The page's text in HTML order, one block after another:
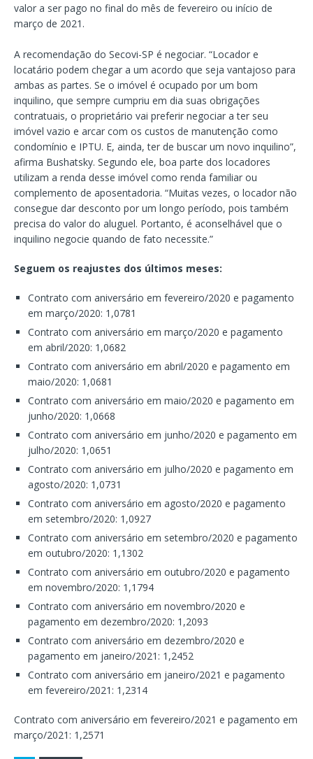
valor a ser pago no final do mês de fevereiro ou início de
março de 2021.
A recomendação do Secovi-SP é negociar. “Locador e
locatário podem chegar a um acordo que seja vantajoso para
ambas as partes. Se o imóvel é ocupado por um bom
inquilino, que sempre cumpriu em dia suas obrigações
contratuais, o proprietário vai preferir negociar a ter seu
imóvel vazio e arcar com os custos de manutenção como
condomínio e IPTU. E, ainda, ter de buscar um novo inquilino”,
afirma Bushatsky. Segundo ele, boa parte dos locadores
utilizam a renda desse imóvel como renda familiar ou
complemento de aposentadoria. “Muitas vezes, o locador não
consegue dar desconto por um longo período, pois também
precisa do valor do aluguel. Portanto, é aconselhável que o
inquilino negocie quando de fato necessite.”
Seguem os reajustes dos últimos meses:
Contrato com aniversário em fevereiro/2020 e pagamento
em março/2020: 1,0781
Contrato com aniversário em março/2020 e pagamento
em abril/2020: 1,0682
Contrato com aniversário em abril/2020 e pagamento em
maio/2020: 1,0681
Contrato com aniversário em maio/2020 e pagamento em
junho/2020: 1,0668
Contrato com aniversário em junho/2020 e pagamento em
julho/2020: 1,0651
Contrato com aniversário em julho/2020 e pagamento em
agosto/2020: 1,0731
Contrato com aniversário em agosto/2020 e pagamento
em setembro/2020: 1,0927
Contrato com aniversário em setembro/2020 e pagamento
em outubro/2020: 1,1302
Contrato com aniversário em outubro/2020 e pagamento
em novembro/2020: 1,1794
Contrato com aniversário em novembro/2020 e
pagamento em dezembro/2020: 1,2093
Contrato com aniversário em dezembro/2020 e
pagamento em janeiro/2021: 1,2452
Contrato com aniversário em janeiro/2021 e pagamento
em fevereiro/2021: 1,2314
Contrato com aniversário em fevereiro/2021 e pagamento em
março/2021: 1,2571